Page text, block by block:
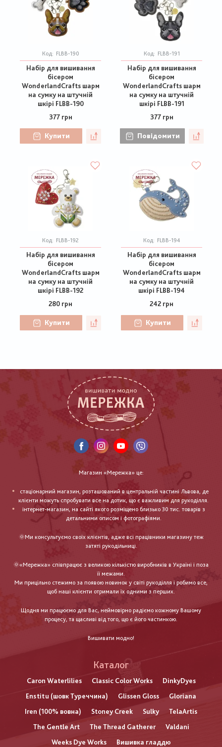
Код: FLBB-190
Набір для вишивання
бісером
WonderlandCrafts шарм
на сумку на штучній
шкірі FLBB-190
377 грн
Купити
Код: FLBB-191
Набір для вишивання
бісером
WonderlandCrafts шарм
на сумку на штучній
шкірі FLBB-191
377 грн
Повідомити
Код: FLBB-192
Набір для вишивання
бісером
WonderlandCrafts шарм
на сумку на штучній
шкірі FLBB-192
280 грн
Купити
Код: FLBB-194
Набір для вишивання
бісером
WonderlandCrafts шарм
на сумку на штучній
шкірі FLBB-194
242 грн
Купити
Магазин «Мережка» це:
стаціонарний магазин, розташований в центральній частині Львова, де
клієнти можуть спробувати все на дотик, що є важливим для рукоділля.
інтернет-магазин, на сайті якого розміщено близько 30 тис. товарів з
детальними описом і фотографіями.
🌞Ми консультуємо своїх клієнтів, адже всі працівники магазину теж
затяті рукодільниці.
🌞«Мережка» співпрацює з великою кількістю виробників в Україні і поза
її межами.
Ми прицільно стежимо за появою новинок у світі рукоділля і робимо все,
щоб наші клієнти отримали їх одними з перших.
Щодня ми працюємо для Вас, неймовірно радіємо кожному Вашому
процесу, та щасливі від того, що є його частинкою.
Вишивати модно!
Каталог
Caron Waterlilies Classic Color Works
DinkyDyes
Enstitu (шовк Туреччина)
Glissen Gloss
Gloriana
Iren (100% вовна)
Stoney Creek Sulky
TelaArtis
The Gentle Art
The Thread Gatherer
Valdani
Weeks Dye Works
Вишивка гладдю